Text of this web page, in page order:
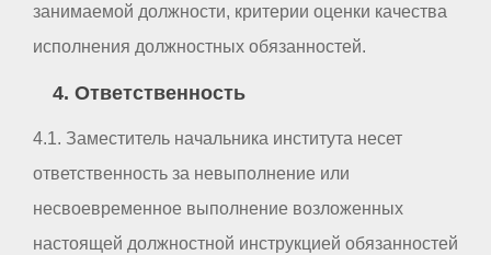
занимаемой должности, критерии оценки качества
исполнения должностных обязанностей.
4. Ответственность
4.1. Заместитель начальника института несет
ответственность за невыполнение или
несвоевременное выполнение возложенных
настоящей должностной инструкцией обязанностей